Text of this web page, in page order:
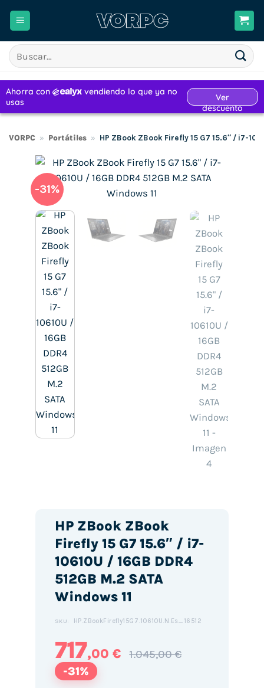
Buscar
por:
VORPC » Portátiles » HP ZBook ZBook Firefly 15 G7 15.6″ / i7-
-31%
HP ZBook ZBook
Firefly 15 G7 15.6″ / i7-
10610U / 16GB DDR4
512GB M.2 SATA
Windows 11
SKU: HP.ZBookFirefly15G7.10610U.N.Es_16512
717,00 € 1.045,00 €
-31%